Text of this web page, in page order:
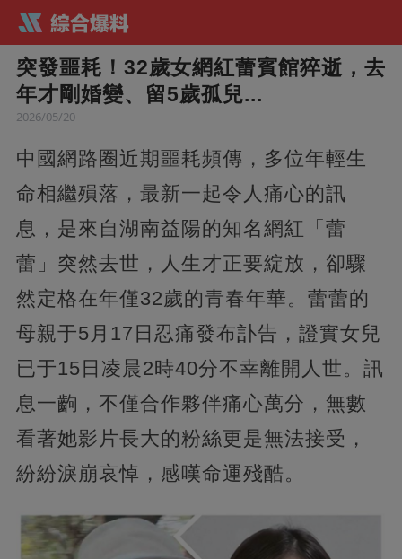
突發噩耗！32歲女網紅蕾賓館猝逝，去
年才剛婚變、留5歲孤兒...
2026/05/20
中國網路圈近期噩耗頻傳，多位年輕生
命相繼殞落，最新一起令人痛心的訊
息，是來自湖南益陽的知名網紅「蕾
蕾」突然去世，人生才正要綻放，卻驟
然定格在年僅32歲的青春年華。蕾蕾的
母親于5月17日忍痛發布訃告，證實女兒
已于15日凌晨2時40分不幸離開人世。訊
息一齣，不僅合作夥伴痛心萬分，無數
看著她影片長大的粉絲更是無法接受，
紛紛淚崩哀悼，感嘆命運殘酷。